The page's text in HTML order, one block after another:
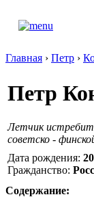
Главная › Петр ›
Петр
Летчик
советско -
Дата рождения:
Гражданство:
Содержание: